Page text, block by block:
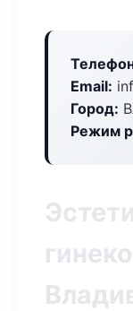
Email:
Город:
Режим